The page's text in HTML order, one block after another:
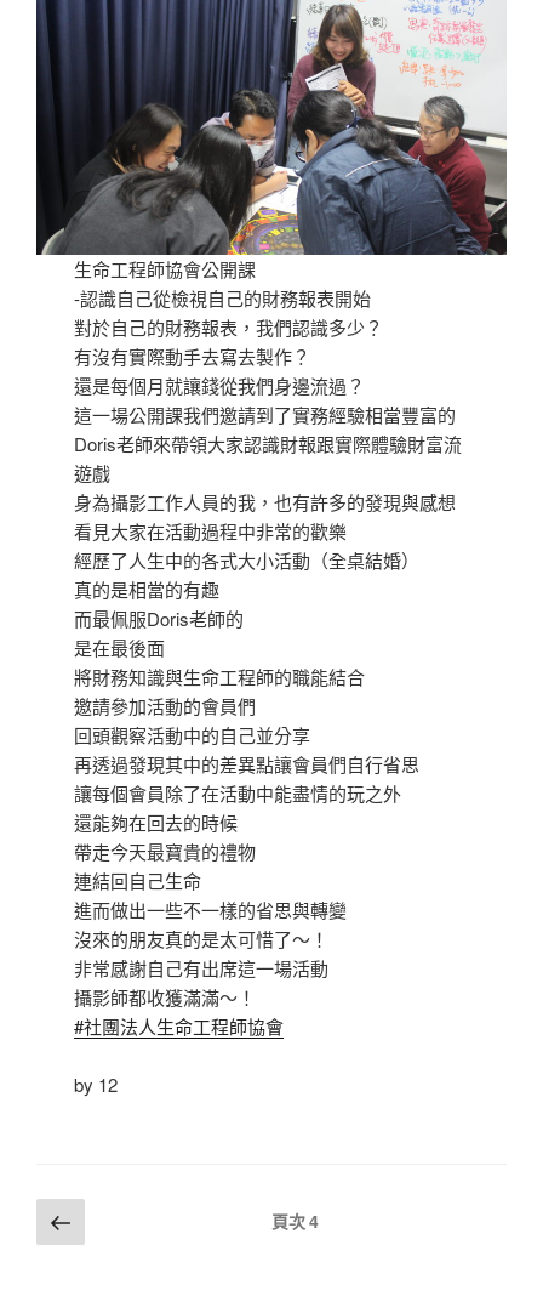
生命工程師協會公開課
-認識自己從檢視自己的財務報表開始
對於自己的財務報表，我們認識多少？
有沒有實際動手去寫去製作？
還是每個月就讓錢從我們身邊流過？
這一場公開課我們邀請到了實務經驗相當豐富的
Doris老師來帶領大家認識財報跟實際體驗財富流
遊戲
身為攝影工作人員的我，也有許多的發現與感想
看見大家在活動過程中非常的歡樂
經歷了人生中的各式大小活動（全桌結婚）
真的是相當的有趣
而最佩服Doris老師的
是在最後面
將財務知識與生命工程師的職能結合
邀請參加活動的會員們
回頭觀察活動中的自己並分享
再透過發現其中的差異點讓會員們自行省思
讓每個會員除了在活動中能盡情的玩之外
還能夠在回去的時候
帶走今天最寶貴的禮物
連結回自己生命
進而做出一些不一樣的省思與轉變
沒來的朋友真的是太可惜了～！
非常感謝自己有出席這一場活動
攝影師都收獲滿滿～！
#社團法人生命工程師協會
by 12
文
章
上
一
頁次4